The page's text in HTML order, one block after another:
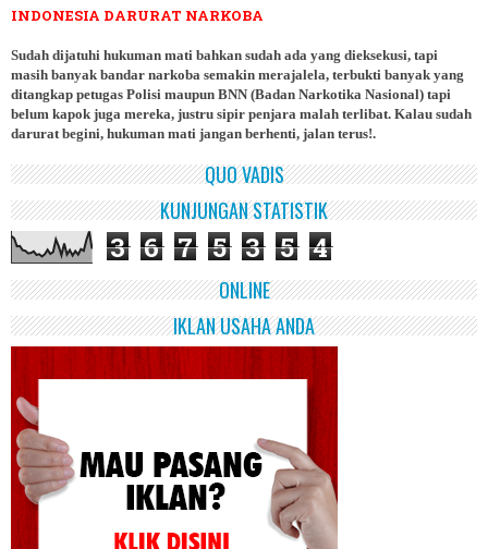
INDONESIA DARURAT NARKOBA
Sudah dijatuhi hukuman mati bahkan sudah ada yang dieksekusi, tapi
masih banyak bandar narkoba semakin merajalela, terbukti banyak yang
ditangkap petugas Polisi maupun BNN (Badan Narkotika Nasional) tapi
belum kapok juga mereka, justru sipir penjara malah terlibat. Kalau sudah
darurat begini, hukuman mati jangan berhenti, jalan terus!.
QUO VADIS
KUNJUNGAN STATISTIK
3 6 7 5 3 5 4
ONLINE
IKLAN USAHA ANDA